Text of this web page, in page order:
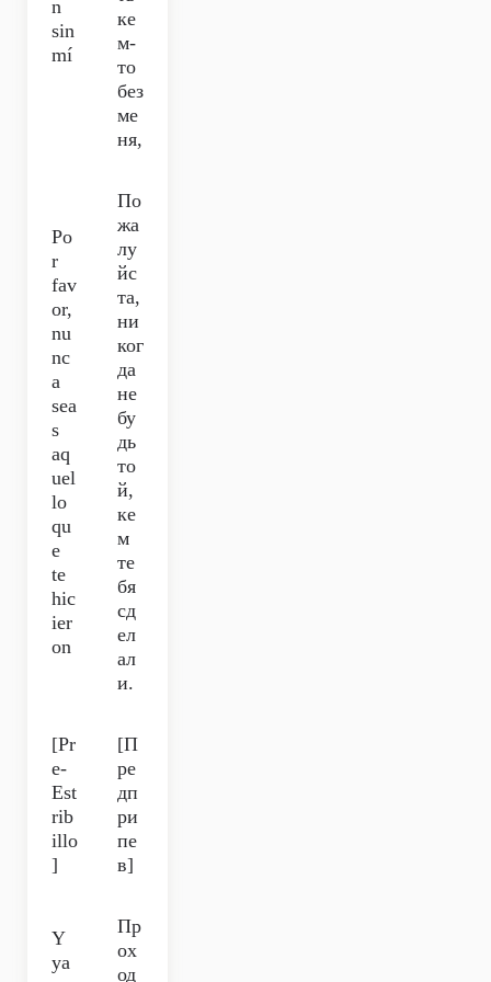
n
sin
mí
ке
м-
то
без
ме
ня,
Po
r
fav
or,
nu
nc
a
sea
s
aq
uel
lo
qu
e
te
hic
ier
on
По
жа
лу
йс
та,
ни
ког
да
не
бу
дь
то
й,
ке
м
те
бя
сд
ел
ал
и.
[Pr
e-
Est
rib
illo
]
[П
ре
дп
ри
пе
в]
Y
ya
Пр
ох
од